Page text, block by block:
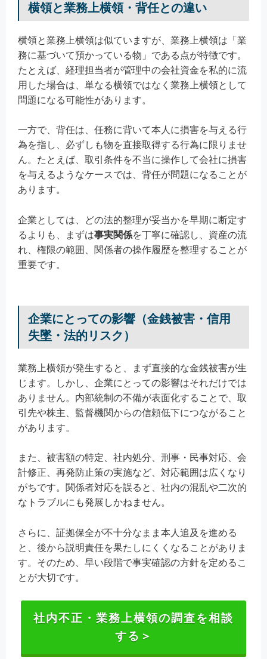
横領と業務上横領・背任との違い
横領と業務上横領は似ていますが、業務上横領は「業
務に基づいて預かっている物」である点が特徴です。
たとえば、経理担当者が管理中の会社資金を私的に流
用した場合は、単なる横領ではなく業務上横領として
問題になる可能性があります。
一方で、背任は、任務に背いて本人に損害を与える行
為を指し、必ずしも物を直接取得する行為に限りませ
ん。たとえば、取引条件を不当に操作して会社に損害
を与えるようなケースでは、背任が問題になることが
あります。
企業としては、どの法的整理が妥当かを早期に断定す
るよりも、まずは事実関係を丁寧に確認し、資産の流
れ、権限の範囲、関係者の操作履歴を整理することが
重要です。
企業にとっての影響（金銭被害・信用
失墜・法的リスク）
業務上横領が発生すると、まず直接的な金銭被害が生
じます。しかし、企業にとっての影響はそれだけでは
ありません。内部統制の不備が表面化することで、取
引先や株主、監督機関からの信頼低下につながること
があります。
また、被害額の特定、社内処分、刑事・民事対応、会
計修正、再発防止策の実施など、対応範囲は広くなり
がちです。関係者対応を誤ると、社内の混乱や二次的
なトラブルにも発展しかねません。
さらに、証拠保全が不十分なまま本人追及を進める
と、後から説明責任を果たしにくくなることがありま
す。そのため、早い段階で事実確認の方針を定めるこ
とが大切です。
社内不正・業務上横領の調査を相談
する＞